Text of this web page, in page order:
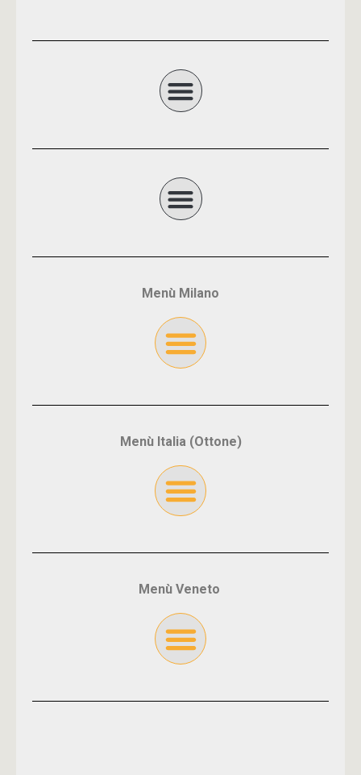
Menù Milano
Menù Italia (Ottone)
Menù Veneto